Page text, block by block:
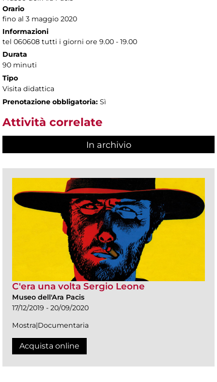
Orario
fino al 3 maggio 2020
Informazioni
tel 060608 tutti i giorni ore 9.00 - 19.00
Durata
90 minuti
Tipo
Visita didattica
Prenotazione obbligatoria: Sì
Attività correlate
In archivio
C'era una volta Sergio Leone
Museo dell'Ara Pacis
17/12/2019 - 20/09/2020
Mostra|Documentaria
Acquista online